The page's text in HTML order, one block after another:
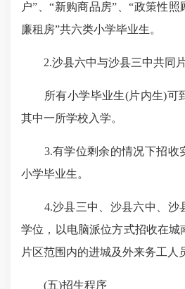
户”、“新购商品房”、“政策性
廉租房”共六类小学毕业生。
2.沙县六中与沙县三中共同
所有小学毕业生(片内生)可
其中一所学校入学。
3.有学位剩余的情况下招收
小学毕业生。
4.沙县三中、沙县六中、沙
学位，以电脑派位方式招收在城
片区范围内的进城及外来务工人
(五)招生程序